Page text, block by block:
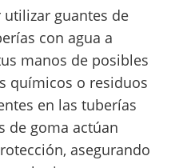
guantes de
con agua a
manos de posibles
químicos o residuos
en las tuberías
de goma actúan
asegurando